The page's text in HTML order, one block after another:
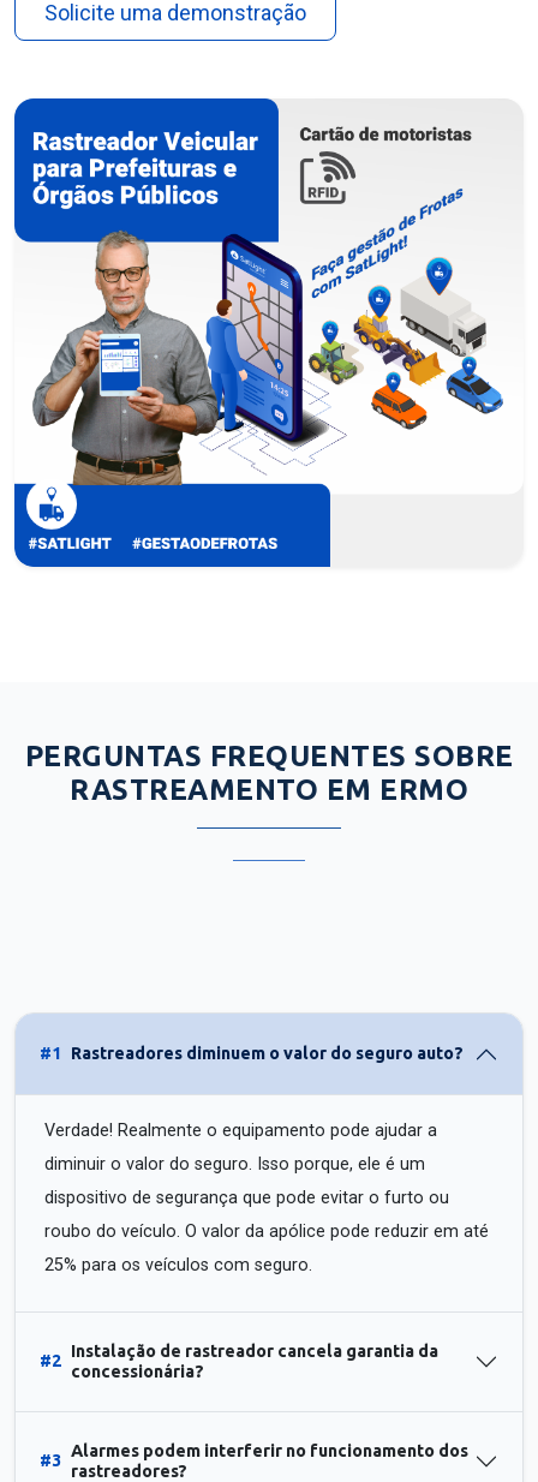
Solicite uma demonstração
PERGUNTAS FREQUENTES SOBRE
RASTREAMENTO EM ERMO
#1 Rastreadores diminuem o valor do seguro auto?
Verdade! Realmente o equipamento pode ajudar a
diminuir o valor do seguro. Isso porque, ele é um
dispositivo de segurança que pode evitar o furto ou
roubo do veículo. O valor da apólice pode reduzir em até
25% para os veículos com seguro.
#2
Instalação de rastreador cancela garantia da
concessionária?
#3
Alarmes podem interferir no funcionamento dos
rastreadores?